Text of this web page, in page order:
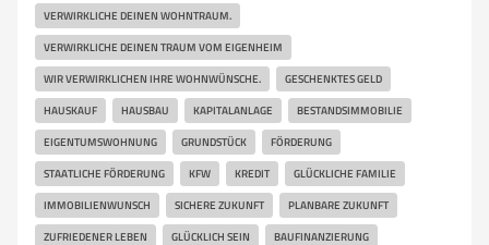
VERWIRKLICHE DEINEN WOHNTRAUM.
VERWIRKLICHE DEINEN TRAUM VOM EIGENHEIM
WIR VERWIRKLICHEN IHRE WOHNWÜNSCHE. GESCHENKTES GELD
HAUSKAUF HAUSBAU KAPITALANLAGE BESTANDSIMMOBILIE
EIGENTUMSWOHNUNG GRUNDSTÜCK FÖRDERUNG
STAATLICHE FÖRDERUNG KFW KREDIT GLÜCKLICHE FAMILIE
IMMOBILIENWUNSCH SICHERE ZUKUNFT PLANBARE ZUKUNFT
ZUFRIEDENER LEBEN GLÜCKLICH SEIN BAUFINANZIERUNG